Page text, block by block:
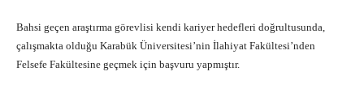
Bahsi geçen araştırma görevlisi kendi kariyer hedefleri doğrultusunda,
çalışmakta olduğu Karabük Üniversitesi’nin İlahiyat Fakültesi’nden
Felsefe Fakültesine geçmek için başvuru yapmıştır.